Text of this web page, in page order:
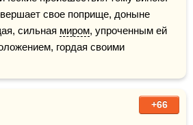
свое поприще, доныне
сильная миром, упроченным ей
гордая своими
+66